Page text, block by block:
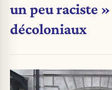
un peu raciste
décoloniaux